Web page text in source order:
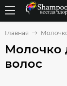
Главная
Молочко
волос